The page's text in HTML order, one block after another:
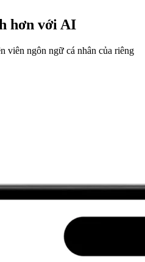
hơn với AI
viên ngôn ngữ cá nhân của riêng